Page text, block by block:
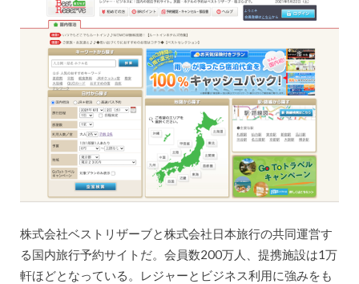
株式会社ベストリザーブと株式会社日本旅行の共同運営す
る国内旅行予約サイトだ。会員数200万人、提携施設は1万
軒ほどとなっている。レジャーとビジネス利用に強みをも